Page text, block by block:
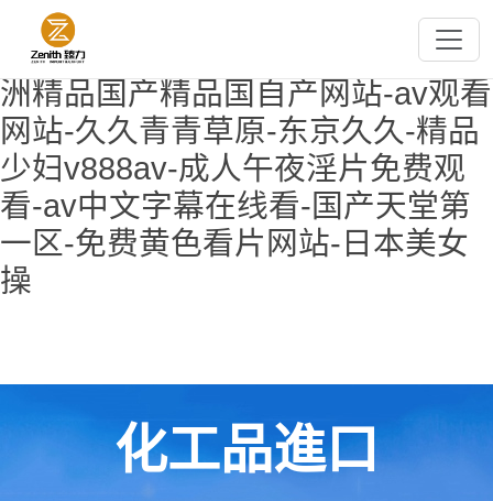
欧美午夜精品-超碰小说-国产片91-
国产精品自拍第一页-国产六区-亚
洲精品国产精品国自产网站-av观看
网站-久久青青草原-东京久久-精品
少妇v888av-成人午夜淫片免费观
看-av中文字幕在线看-国产天堂第
一区-免费黄色看片网站-日本美女
操
化工品進口